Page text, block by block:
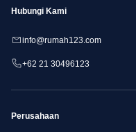
Perusahaan
Hubungi Kami
info@rumah123.com
+62 21 30496123